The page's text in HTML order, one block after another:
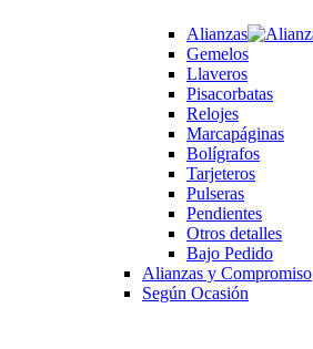
Alianzas
Gemelos
Llaveros
Pisacorbatas
Relojes
Marcapáginas
Bolígrafos
Tarjeteros
Pulseras
Pendientes
Otros detalles
Bajo Pedido
Alianzas y Compromiso
Según Ocasión